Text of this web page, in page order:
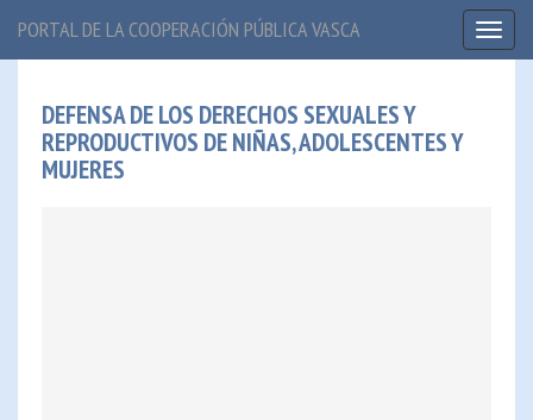
PORTAL DE LA COOPERACIÓN PÚBLICA VASCA
DEFENSA DE LOS DERECHOS SEXUALES Y
REPRODUCTIVOS DE NIÑAS, ADOLESCENTES Y
MUJERES